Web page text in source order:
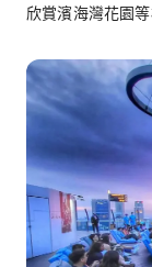
欣賞濱海灣花園